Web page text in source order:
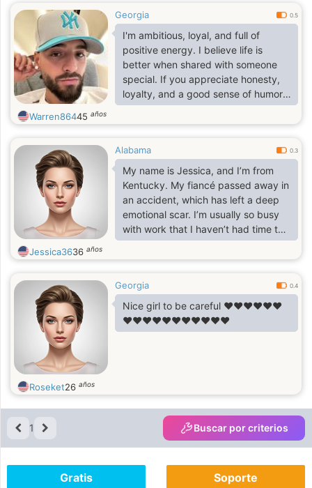
Georgia 0.5
I'm ambitious, loyal, and full of
positive energy. I believe life is
better when shared with someone
special. If you appreciate honesty,
loyalty, and a good sense of humor,
let's get to know each other.
Warren86445 años
Alabama 0.3
My name is Jessica, and I’m from
Kentucky. My fiancé passed away in
an accident, which has left a deep
emotional scar. I’m usually so busy
with work that I haven’t had time to
start a new relationship. A friend
recommended this site to me, and
Jessica3636 años
Georgia 0.4
Nice girl to be careful ❤️❤️❤️❤️❤️❤️
❤️❤️❤️❤️❤️❤️❤️❤️❤️❤️❤️
Roseket26 años
1 Buscar por criterios
Gratis Soporte